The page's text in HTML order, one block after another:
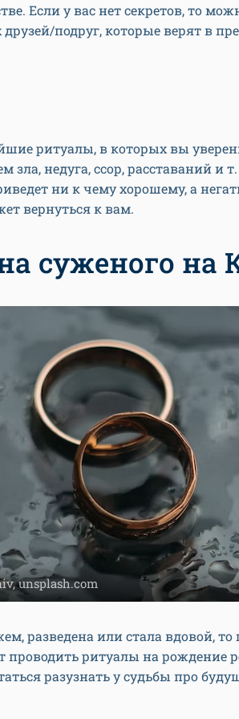
Если у вас нет секретов, то
подруг, которые верят в
ритуалы, в которых вы
зла, недуга, ссор, расставаний и
ни к чему хорошему, а
вернуться к вам.
суженого на
unsplash.com
разведена или стала вдовой, то
проводить ритуалы на рождение
разузнать у судьбы про